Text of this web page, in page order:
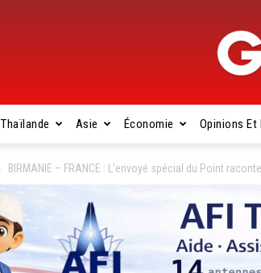
Thaïlande Asie Économie Opinions Et
BIRMANIE – FRANCE : L’envoyé spécial du Point